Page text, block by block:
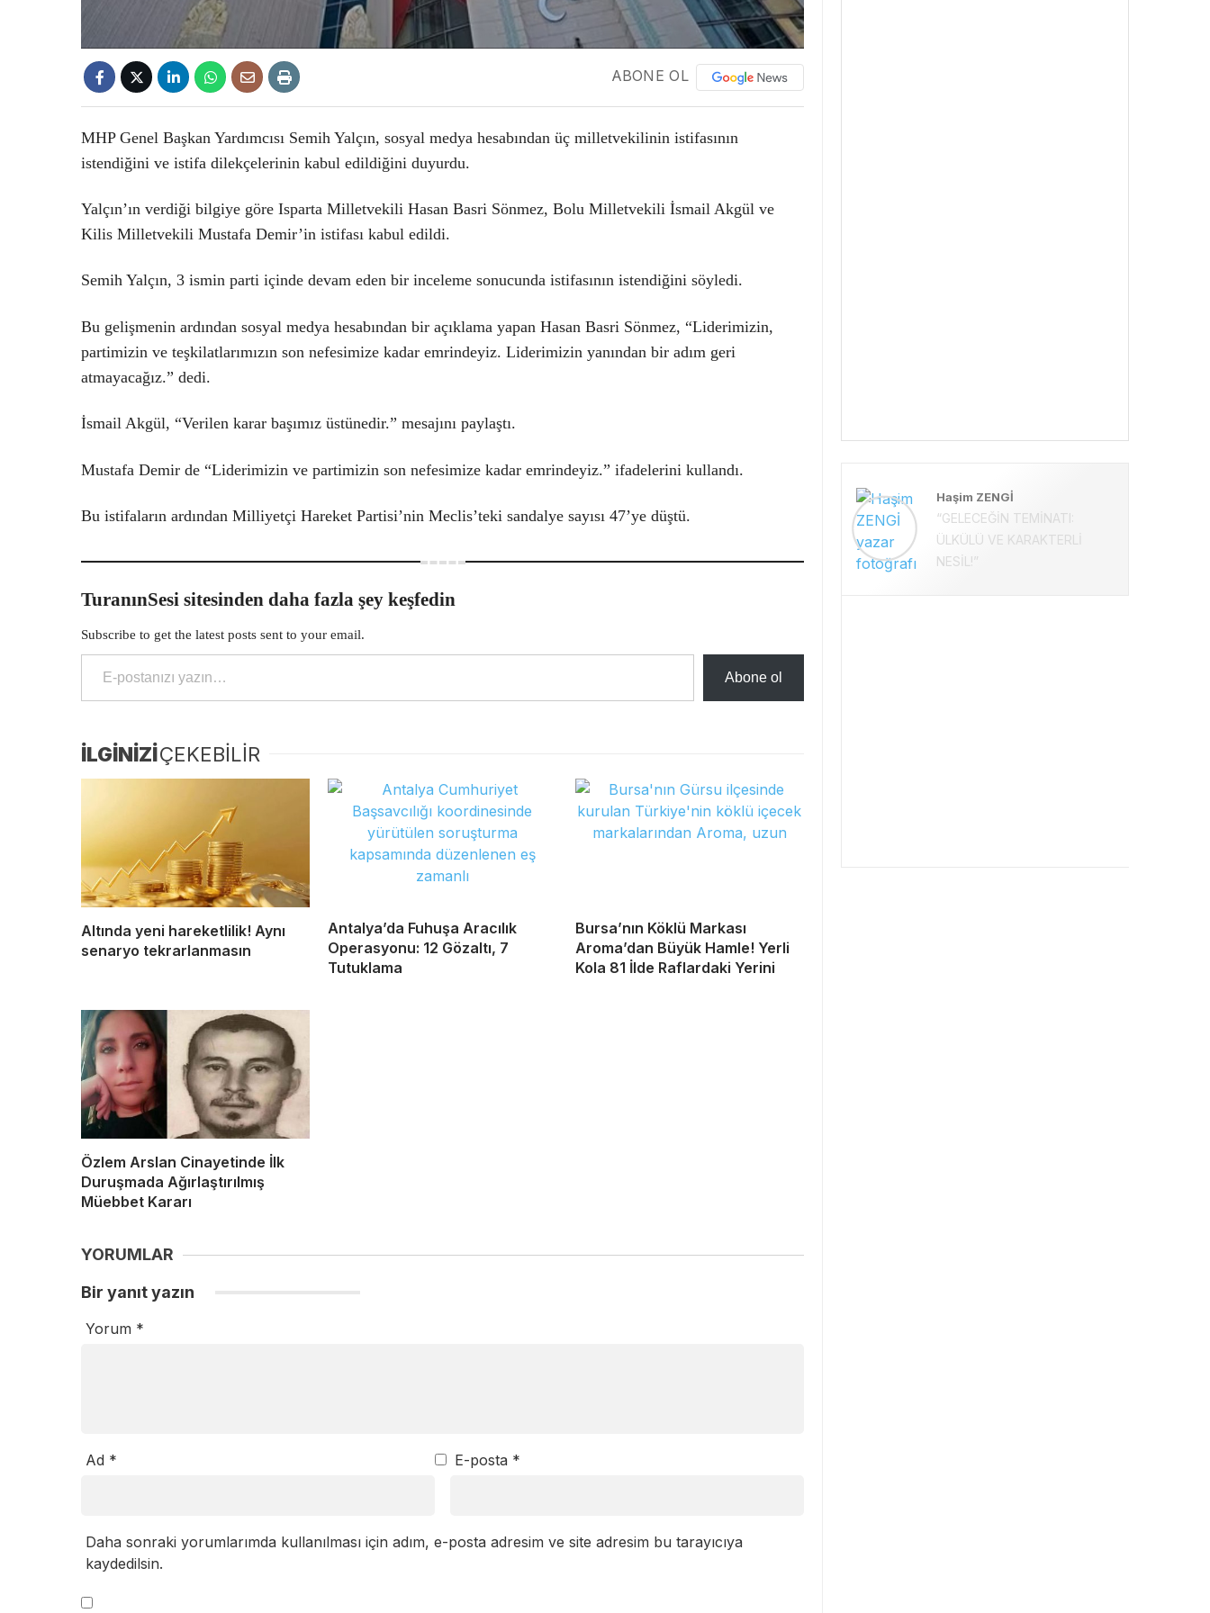
ABONE OL
MHP Genel Başkan Yardımcısı Semih Yalçın, sosyal medya hesabından üç milletvekilinin istifasının
istendiğini ve istifa dilekçelerinin kabul edildiğini duyurdu.
Yalçın’ın verdiği bilgiye göre Isparta Milletvekili Hasan Basri Sönmez, Bolu Milletvekili İsmail Akgül ve
Kilis Milletvekili Mustafa Demir’in istifası kabul edildi.
Semih Yalçın, 3 ismin parti içinde devam eden bir inceleme sonucunda istifasının istendiğini söyledi.
Bu gelişmenin ardından sosyal medya hesabından bir açıklama yapan Hasan Basri Sönmez, “Liderimizin,
partimizin ve teşkilatlarımızın son nefesimize kadar emrindeyiz. Liderimizin yanından bir adım geri
atmayacağız.” dedi.
İsmail Akgül, “Verilen karar başımız üstünedir.” mesajını paylaştı.
Mustafa Demir de “Liderimizin ve partimizin son nefesimize kadar emrindeyiz.” ifadelerini kullandı.
Bu istifaların ardından Milliyetçi Hareket Partisi’nin Meclis’teki sandalye sayısı 47’ye düştü.
TuranınSesi sitesinden daha fazla şey keşfedin
Subscribe to get the latest posts sent to your email.
E-postanızı yazın…
Abone ol
İLGİNİZİÇEKEBİLİR
Altında yeni hareketlilik! Aynı
senaryo tekrarlanmasın
Antalya’da Fuhuşa Aracılık
Operasyonu: 12 Gözaltı, 7
Tutuklama
Bursa’nın Köklü Markası
Aroma’dan Büyük Hamle! Yerli
Kola 81 İlde Raflardaki Yerini
Özlem Arslan Cinayetinde İlk
Duruşmada Ağırlaştırılmış
Müebbet Kararı
YORUMLAR
Bir yanıt yazın
Yorum *
Ad * E-posta *
Daha sonraki yorumlarımda kullanılması için adım, e-posta adresim ve site adresim bu tarayıcıya
kaydedilsin.
Haşim ZENGİ
“GELECEĞİN TEMİNATI:
ÜLKÜLÜ VE KARAKTERLİ
NESİL!”